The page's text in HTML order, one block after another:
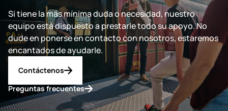
Si tiene la más mínima duda o necesidad, nuestro
equipo está dispuesto a prestarle todo su apoyo. No
dude en ponerse en contacto con nosotros, estaremos
encantados de ayudarle.
Contáctenos
Preguntas frecuentes